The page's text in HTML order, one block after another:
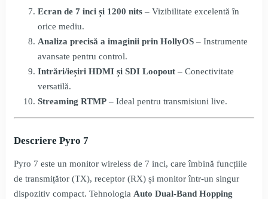
Ecran de 7 inci și 1200 nits – Vizibilitate excelentă în
orice mediu.
Analiza precisă a imaginii prin HollyOS – Instrumente
avansate pentru control.
Intrări/ieșiri HDMI și SDI Loopout – Conectivitate
versatilă.
Streaming RTMP – Ideal pentru transmisiuni live.
Descriere Pyro 7
Pyro 7 este un monitor wireless de 7 inci, care îmbină funcțiile
de transmițător (TX), receptor (RX) și monitor într-un singur
dispozitiv compact. Tehnologia Auto Dual-Band Hopping